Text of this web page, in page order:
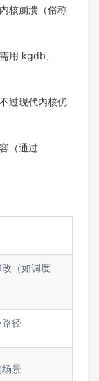
核崩溃（俗称
用 kgdb、
过现代内核优
（通过
（如调度
径​
场景​